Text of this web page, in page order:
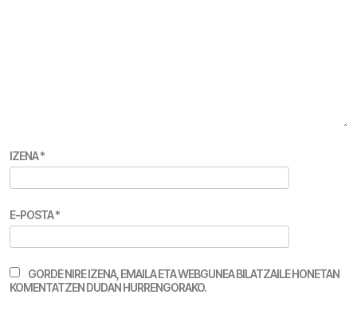
IZENA*
E-POSTA*
GORDE NIRE IZENA, EMAILA ETA WEBGUNEA BILATZAILE HONETAN
KOMENTATZEN DUDAN HURRENGORAKO.